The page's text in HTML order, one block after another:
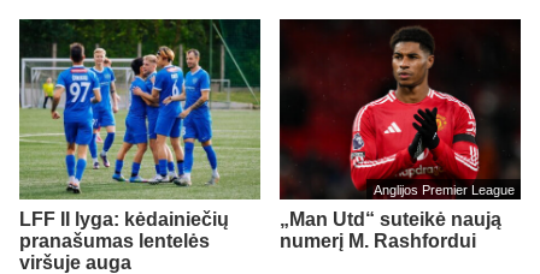
LFF II lyga: kėdainiečių
pranašumas lentelės
viršuje auga
Anglijos Premier League
„Man Utd“ suteikė naują
numerį M. Rashfordui